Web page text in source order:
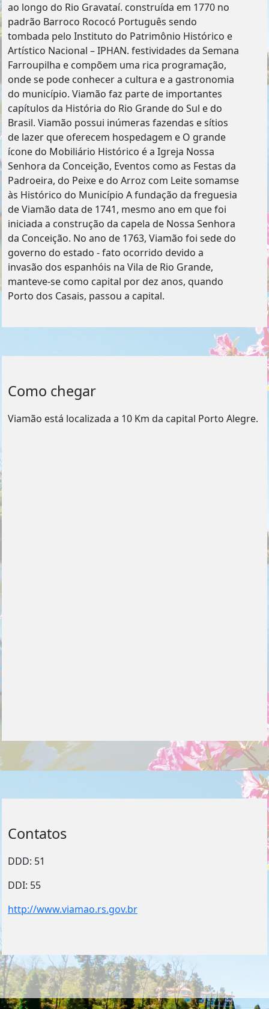
ao longo do Rio Gravataí. construída em 1770 no
padrão Barroco Rococó Português sendo
tombada pelo Instituto do Patrimônio Histórico e
Artístico Nacional – IPHAN. festividades da Semana
Farroupilha e compõem uma rica programação,
onde se pode conhecer a cultura e a gastronomia
do município. Viamão faz parte de importantes
capítulos da História do Rio Grande do Sul e do
Brasil. Viamão possui inúmeras fazendas e sítios
de lazer que oferecem hospedagem e O grande
ícone do Mobiliário Histórico é a Igreja Nossa
Senhora da Conceição, Eventos como as Festas da
Padroeira, do Peixe e do Arroz com Leite somam­se
às Histórico do Município A fundação da freguesia
de Viamão data de 1741, mesmo ano em que foi
iniciada a construção da capela de Nossa Senhora
da Conceição. No ano de 1763, Viamão foi sede do
governo do estado - fato ocorrido devido a
invasão dos espanhóis na Vila de Rio Grande,
manteve-se como capital por dez anos, quando
Porto dos Casais, passou a capital.
Como chegar
Viamão está localizada a 10 Km da capital Porto Alegre.
Contatos
DDD: 51
DDI: 55
http://www.viamao.rs.gov.br